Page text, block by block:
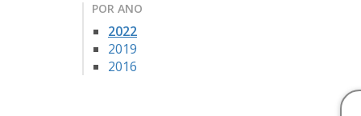
POR ANO
2022
2019
2016